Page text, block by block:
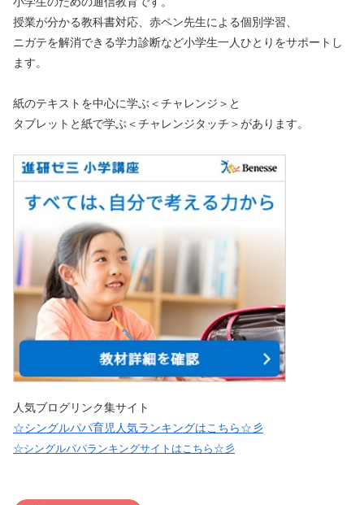
授業が分かる教科書対応、赤ペン先生による個別学習、
ニガテを解消できる学力診断など小学生一人ひとりをサポートし
ます。
紙のテキストを中心に学ぶ＜チャレンジ＞と
タブレットと紙で学ぶ＜チャレンジタッチ＞があります。
人気ブログリンク集サイト
☆シングルパパ育児人気ランキングはこちら☆彡
☆シングルパパランキングサイトはこちら☆彡